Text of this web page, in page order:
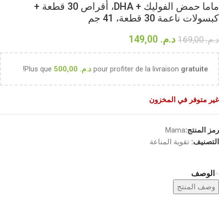
ماما حمض الفوليك + DHA، أقراص 30 قطعة +
كبسولات ناعمة 30 قطعة، 41 جم
د.م.169,00 د.م.
Plus que د.م. pour profiter de la livraison gratuite
!
غير متوفر في المخزون
رمز المنتج:Mama
التصنيف: تقوية المناعة
الوصف
وصف المنتج